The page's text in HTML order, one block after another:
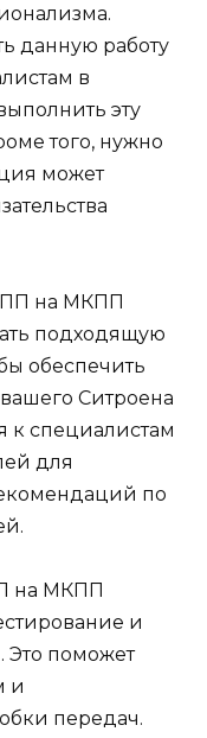
данную работу
в
эту
того, нужно
может
на МКПП
подходящую
обеспечить
Ситроена
к специалистам
для
по
на МКПП
и
Это поможет
и
передач.